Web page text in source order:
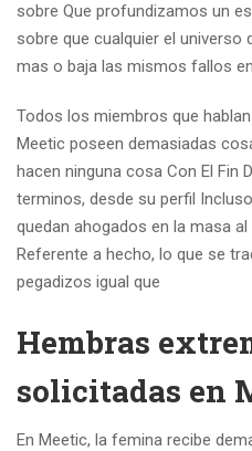
sobre Que profundizamos un
sobre que cualquier el
mas o baja las mismos fallos
Todos los miembros que
Meetic poseen demasiadas
hacen ninguna cosa Con El Fin
terminos, desde su perfil
quedan ahogados en la masa
Referente a hecho, lo que se
pegadizos igual que
Hembras
solicitadas en
En Meetic, la femina recibe